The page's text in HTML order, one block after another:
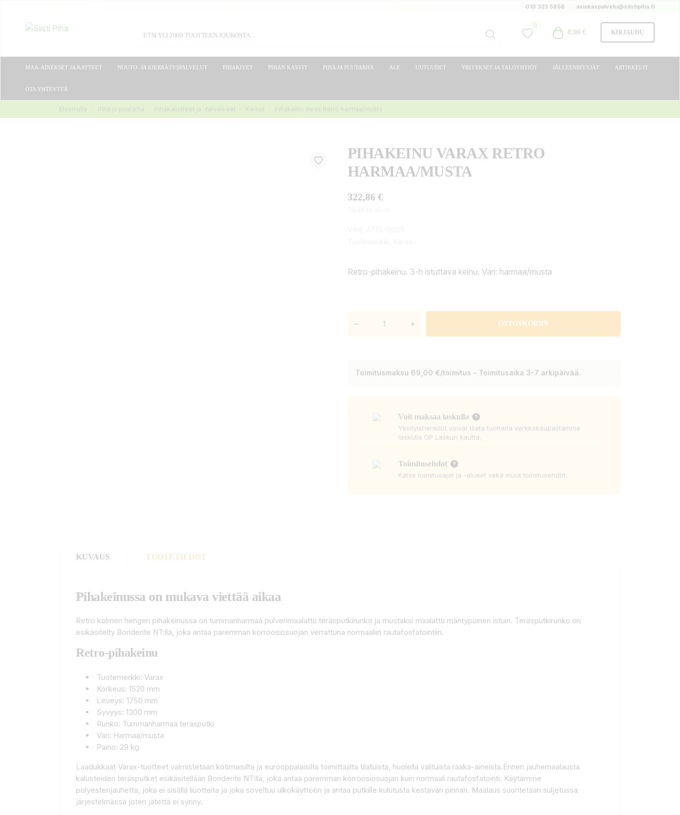
010 323 5858 asiakaspalvelu@siistipiha.fi
0
0,00 € KIRJAUDU
MAA-AINEKSET JA KATTEET NOUTO- JA KIERRÄTYSPALVELUT PIHAKIVET PIHAN KASVIT PIHA JA PUUTARHA ALE UUTUUDET YRITYKSET JA TALOYHTIÖT JÄLLEENMYYJÄT ARTIKKELIT
OTA YHTEYTTÄ
Etusivulle Piha ja puutarha Pihakalusteet ja -tarvikkeet Keinut Pihakeinu Varax Retro harmaa/musta
PIHAKEINU VARAX RETRO
HARMAA/MUSTA
322,86 €
Retro-pihakeinu. 3-h istuttava keinu. Väri: harmaa/musta
– + OSTOSKORIIN
Toimitusmaksu 69,00 €/toimitus - Toimitusaika 3-7 arkipäivää.
Voit maksaa laskulla
Yksityishenkilöt voivat tilata tuotteita verkkokaupastamme
laskulla OP Laskun kautta.
Toimitusehdot
Katso toimitusajat ja -alueet sekä muut toimitusehdot.
KUVAUS TUOTETIEDOT
Pihakeinussa on mukava viettää aikaa
Retro kolmen hengen pihakeinussa on tummanharmaa pulverimaalattu teräsputkirunko ja mustaksi maalattu mäntypuinen istuin. Teräsputkirunko on
esikäsitelty Bonderite NT:llä, joka antaa paremman korroosiosuojan verrattuna normaaliin rautafosfatointiin.
Retro-pihakeinu
Tuotemerkki: Varax
Korkeus: 1520 mm
Leveys: 1750 mm
Syvyys: 1300 mm
Runko: Tummanharmaa teräsputki
Väri: Harmaa/musta
Paino: 29 kg
Laadukkaat Varax-tuotteet valmistetaan kotimaisilta ja eurooppalaisilta toimittajilta tilatuista, huolella valituista raaka-aineista.Ennen jauhemaalausta
kalusteiden teräsputket esikäsitellään Bonderite NT:llä, joka antaa paremman korroosiosuojan kuin normaali rautafosfatointi. Käytämme
polyesterijauhetta, joka ei sisällä liuotteita ja joka soveltuu ulkokäyttöön ja antaa putkille kulutusta kestävän pinnan. Maalaus suoritetaan suljetussa
järjestelmässä joten jätettä ei synny.